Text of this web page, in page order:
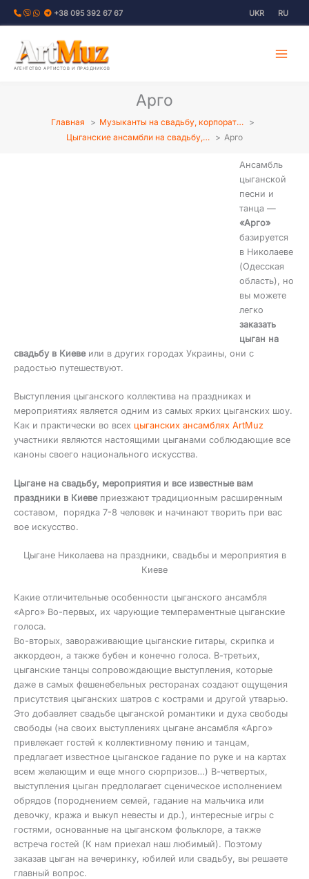
Перейти
+38 095 392 67 67 UKR RU
АГЕНТСТВО АРТИСТОВ И ПРАЗДНИКОВ
Арго
Главная
Музыканты на свадьбу, корпорат…
Цыганские ансамбли на свадьбу,…
Арго
Ансамбль
цыганской
песни и
танца —
«Арго»
базируется
в Николаеве
(Одесская
область), но
вы можете
легко
заказать
цыган на
свадьбу в Киевеили в других городах Украины, они с
радостью путешествуют.
Выступления цыганского коллектива на праздниках и
мероприятиях является одним из самых ярких цыганских шоу.
Как и практически во всех цыганских ансамблях ArtMuz
участники являются настоящими цыганами соблюдающие все
каноны своего национального искусства.
Цыгане на свадьбу, мероприятия и все известные вам
праздники в Киевеприезжают традиционным расширенным
составом, порядка 7-8 человек и начинают творить при вас
вое искусство.
Цыгане Николаева на праздники, свадьбы и мероприятия в
Киеве
Какие отличительные особенности цыганского ансамбля
«Арго» Во-первых, их чарующие темпераментные цыганские
голоса.
Во-вторых, завораживающие цыганские гитары, скрипка и
аккордеон, а также бубен и конечно голоса. В-третьих,
цыганские танцы сопровождающие выступления, которые
даже в самых фешенебельных ресторанах создают ощущения
присутствия цыганских шатров с кострами и другой утварью.
Это добавляет свадьбе цыганской романтики и духа свободы
свободы (на своих выступлениях цыгане ансамбля «Арго»
привлекает гостей к коллективному пению и танцам,
предлагает известное цыганское гадание по руке и на картах
всем желающим и еще много сюрпризов…) В-четвертых,
выступления цыган предполагает сценическое исполнением
обрядов (породнением семей, гадание на мальчика или
девочку, кража и выкуп невесты и др.), интересные игры с
гостями, основанные на цыганском фольклоре, а также
встреча гостей (К нам приехал наш любимый). Поэтому
заказав цыган на вечеринку, юбилей или свадьбу, вы решаете
главный вопрос.